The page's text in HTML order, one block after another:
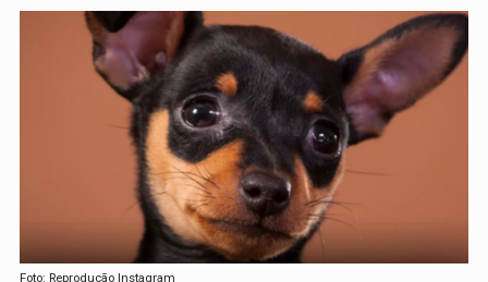
Foto: Reprodução Instagram